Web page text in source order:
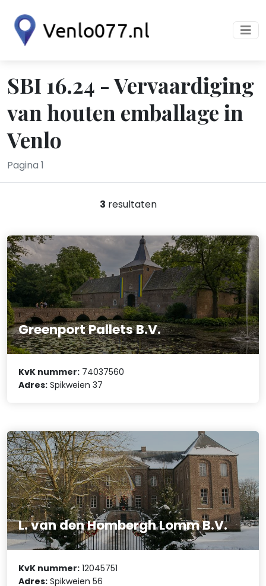
SBI 16.24 - Vervaardiging
van houten emballage in
Venlo
Pagina 1
3 resultaten
Greenport Pallets B.V.
KvK nummer: 74037560
Adres: Spikweien 37
L. van den Hombergh Lomm B.V.
KvK nummer: 12045751
Adres: Spikweien 56